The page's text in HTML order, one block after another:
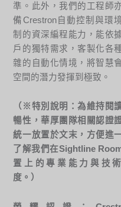
準。此外，我們的工程師
備Crestron自動控制與環
制的資深編程能力，能依
戶的獨特需求，客製化各
雜的自動化情境，將智慧
空間的潛力發揮到極致。
（※特別說明：為維持閱
暢性，華厚團隊相關認證
統一放置於文末，方便進
了解我們在Sightline
置上的專業能力與技
度。）